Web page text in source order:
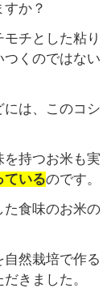
か？
チとした粘り
つくのではない
は、このコシ
持つお米も実
ているのです。
た食味のお米の
然栽培で作る
きました。